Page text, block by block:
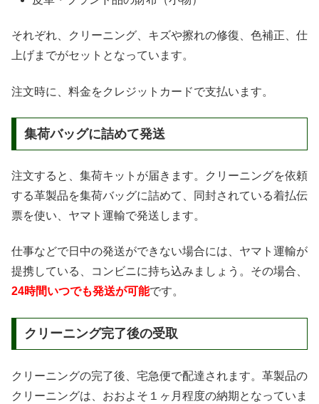
それぞれ、クリーニング、キズや擦れの修復、色補正、仕
上げまでがセットとなっています。
注文時に、料金をクレジットカードで支払います。
集荷バッグに詰めて発送
注文すると、集荷キットが届きます。クリーニングを依頼
する革製品を集荷バッグに詰めて、同封されている着払伝
票を使い、ヤマト運輸で発送します。
仕事などで日中の発送ができない場合には、ヤマト運輸が
提携している、コンビニに持ち込みましょう。その場合、
24時間いつでも発送が可能です。
クリーニング完了後の受取
クリーニングの完了後、宅急便で配達されます。革製品の
クリーニングは、おおよそ１ヶ月程度の納期となっていま